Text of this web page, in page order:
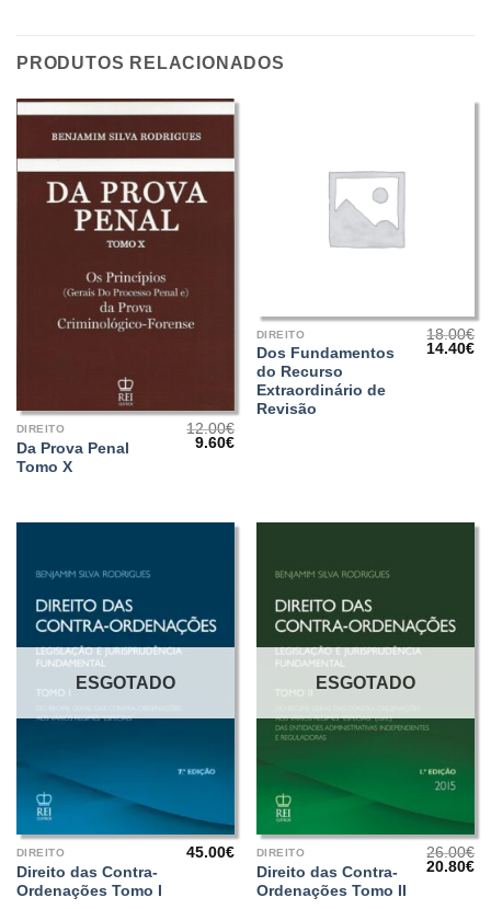
PRODUTOS RELACIONADOS
DIREITO
Da Prova Penal
Tomo X
12.00€
O
9.60€O
DIREITO
Dos Fundamentos
do Recurso
Extraordinário de
Revisão
18.00€
O
14.40€O
ESGOTADO
DIREITO
Direito das Contra-
Ordenações Tomo I
45.00€
ESGOTADO
DIREITO
Direito das Contra-
Ordenações Tomo II
26.00€
O
20.80€O